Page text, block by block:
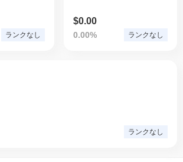
ランクなし
$0.00
0.00% ランクなし
ランクなし